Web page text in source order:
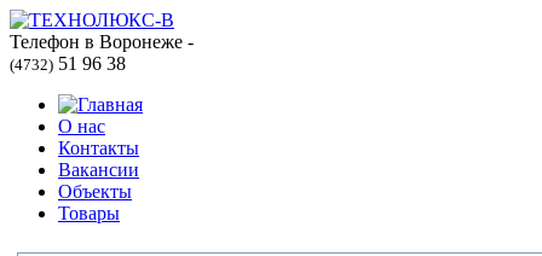
Телефон в Воронеже -
(4732) 51 96 38
О нас
Контакты
Вакансии
Объекты
Товары